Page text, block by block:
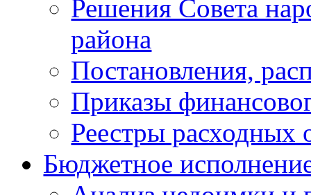
Решения Совета
района
Постановления,
Приказы
Реестры расходных
Бюджетное